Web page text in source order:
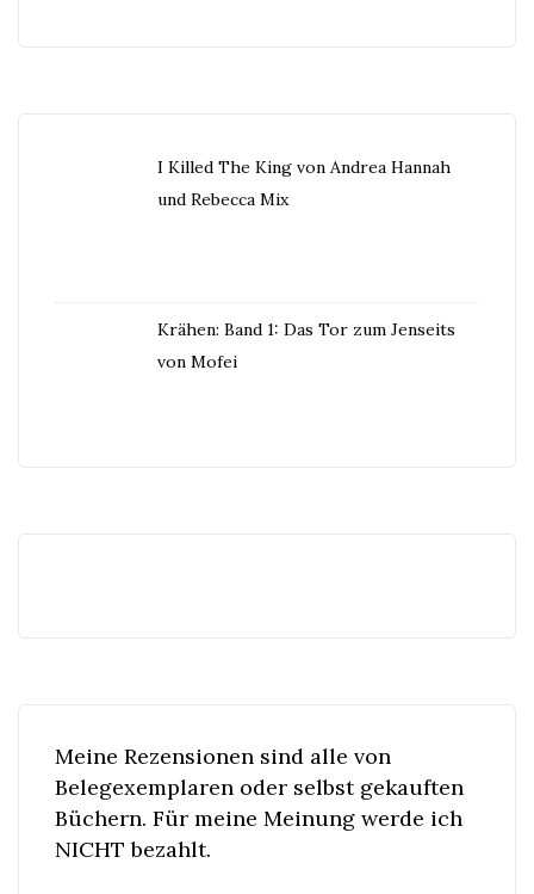
I Killed The King von Andrea Hannah
und Rebecca Mix
Krähen: Band 1: Das Tor zum Jenseits
von Mofei
Meine Rezensionen sind alle von
Belegexemplaren oder selbst gekauften
Büchern. Für meine Meinung werde ich
NICHT bezahlt.